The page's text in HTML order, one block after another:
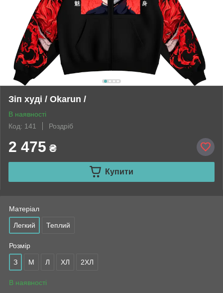
Зіп худі / Okarun /
В наявності
Код: 141
Роздріб
2 475 ₴
Купити
Матеріал
Легкий Теплий
Розмір
З М Л ХЛ 2ХЛ
В наявності